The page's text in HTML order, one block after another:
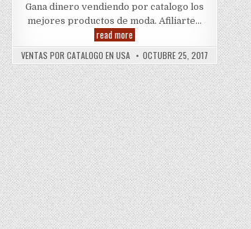
Gana dinero vendiendo por catalogo los
mejores productos de moda. Afiliarte…
read more
Danesi,
Montero,
Adriana,
Ferreti,
Minerva,
Diva
VENTAS POR CATALOGO EN USA OCTUBRE 25, 2017